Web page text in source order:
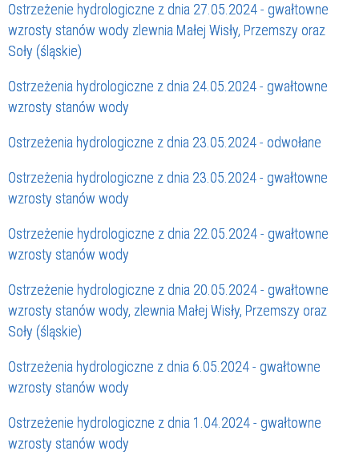
Ostrzeżenie hydrologiczne z dnia 27.05.2024 - gwałtowne
wzrosty stanów wody zlewnia Małej Wisły, Przemszy oraz
Soły (śląskie)
Ostrzeżenia hydrologiczne z dnia 24.05.2024 - gwałtowne
wzrosty stanów wody
Ostrzeżenia hydrologiczne z dnia 23.05.2024 - odwołane
Ostrzeżenia hydrologiczne z dnia 23.05.2024 - gwałtowne
wzrosty stanów wody
Ostrzeżenie hydrologiczne z dnia 22.05.2024 - gwałtowne
wzrosty stanów wody
Ostrzeżenie hydrologiczne z dnia 20.05.2024 - gwałtowne
wzrosty stanów wody, zlewnia Małej Wisły, Przemszy oraz
Soły (śląskie)
Ostrzeżenia hydrologiczne z dnia 6.05.2024 - gwałtowne
wzrosty stanów wody
Ostrzeżenie hydrologiczne z dnia 1.04.2024 - gwałtowne
wzrosty stanów wody